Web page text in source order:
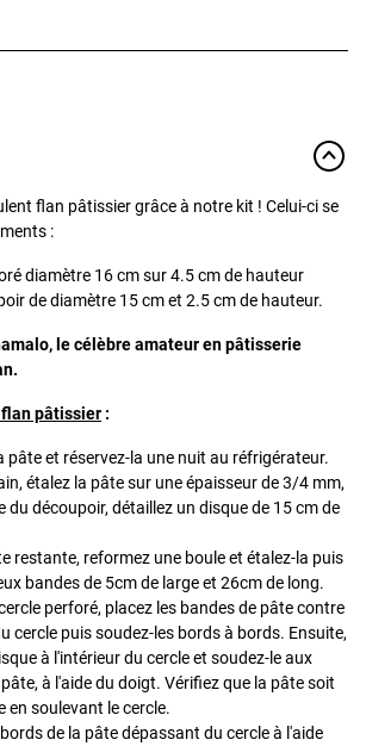
flan pâtissier grâce à notre kit ! Celui-ci se
:
diamètre 16 cm sur 4.5 cm de hauteur
de diamètre 15 cm et 2.5 cm de hauteur.
le célèbre amateur en pâtisserie
pâtissier :
pâte et réservez-la une nuit au réfrigérateur.
étalez la pâte sur une épaisseur de 3/4 mm,
du découpoir, détaillez un disque de 15 cm de
restante, reformez une boule et étalez-la puis
bandes de 5cm de large et 26cm de long.
perforé, placez les bandes de pâte contre
cercle puis soudez-les bords à bords. Ensuite,
à l'intérieur du cercle et soudez-le aux
à l'aide du doigt. Vérifiez que la pâte soit
en soulevant le cercle.
de la pâte dépassant du cercle à l'aide